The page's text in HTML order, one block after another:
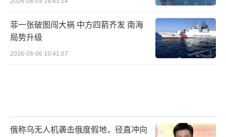
菲一张破图闯大祸 中方四箭齐发 南海
局势升级
2026-08-06 10:41:07
俄称乌无人机袭击俄度假地，径直冲向